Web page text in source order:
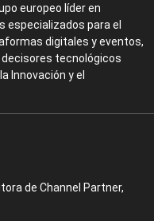
europeo líder en
especializados para el
digitales y eventos,
tecnológicos
Innovación y el
de Channel Partner,